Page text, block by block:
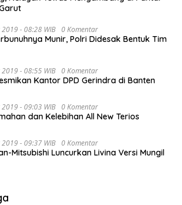
- 08:28 WIB 0 Komentar
Munir, Polri Didesak Bentuk Tim
- 08:55 WIB 0 Komentar
Kantor DPD Gerindra di Banten
- 09:03 WIB 0 Komentar
dan Kelebihan All New Terios
- 09:37 WIB 0 Komentar
Mitsubishi Luncurkan Livina Versi Mungil